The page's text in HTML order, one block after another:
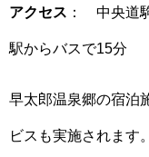
アクセス ： 中央道
駅からバスで15分
早太郎温泉郷の宿泊
ビスも実施されます。